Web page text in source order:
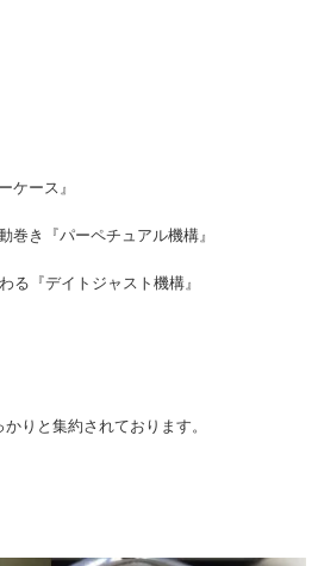
ケース』
巻き『パーペチュアル機構』
る『デイトジャスト機構』
りと集約されております。